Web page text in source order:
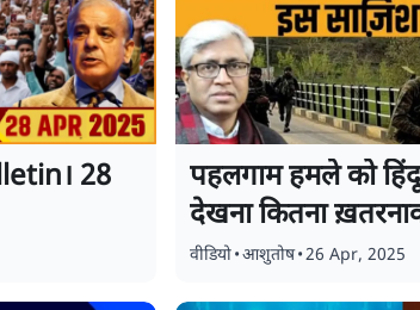
28
पहलगाम हमले को
देखना कितना
वीडियो•आशुतोष•26 Apr, 2025